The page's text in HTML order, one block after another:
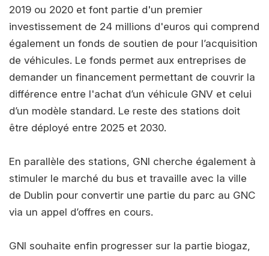
2019 ou 2020 et font partie d'un premier
investissement de 24 millions d'euros qui comprend
également un fonds de soutien de pour l’acquisition
de véhicules. Le fonds permet aux entreprises de
demander un financement permettant de couvrir la
différence entre l'achat d’un véhicule GNV et celui
d’un modèle standard. Le reste des stations doit
être déployé entre 2025 et 2030.
En parallèle des stations, GNI cherche également à
stimuler le marché du bus et travaille avec la ville
de Dublin pour convertir une partie du parc au GNC
via un appel d’offres en cours.
GNI souhaite enfin progresser sur la partie biogaz,